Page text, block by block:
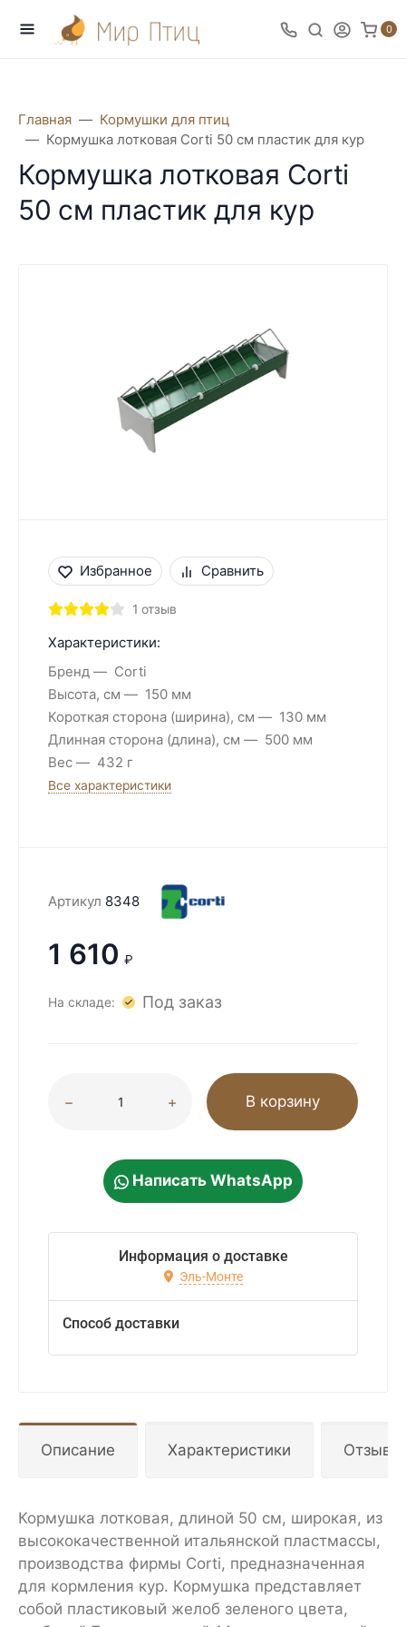
0
Главная
Кормушки для птиц
Кормушка лотковая Corti 50 см пластик для кур
Кормушка лотковая Corti
50 см пластик для кур
Избранное Сравнить
1 отзыв
Характеристики:
Бренд
Corti
Высота, см
150 мм
Короткая сторона (ширина), см
130 мм
Длинная сторона (длина), см
500 мм
Вес
432 г
Все характеристики
Артикул 8348
1 610 ₽
На складе: Под заказ
В корзину
Написать WhatsApp
Информация о доставке
Эль-Монте
Способ доставки
Описание Характеристики Отзывы
Кормушка лотковая, длиной 50 см, широкая, из
высококачественной итальянской пластмассы,
производства фирмы Corti, предназначенная
для кормления кур. Кормушка представляет
собой пластиковый желоб зеленого цвета,